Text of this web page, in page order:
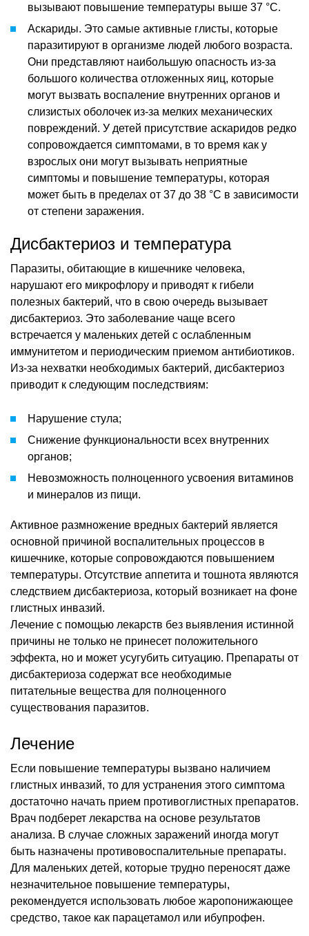
вызывают повышение температуры выше 37 °C.
Аскариды. Это самые активные глисты, которые
паразитируют в организме людей любого возраста.
Они представляют наибольшую опасность из-за
большого количества отложенных яиц, которые
могут вызвать воспаление внутренних органов и
слизистых оболочек из-за мелких механических
повреждений. У детей присутствие аскаридов редко
сопровождается симптомами, в то время как у
взрослых они могут вызывать неприятные
симптомы и повышение температуры, которая
может быть в пределах от 37 до 38 °C в зависимости
от степени заражения.
Дисбактериоз и температура
Паразиты, обитающие в кишечнике человека,
нарушают его микрофлору и приводят к гибели
полезных бактерий, что в свою очередь вызывает
дисбактериоз. Это заболевание чаще всего
встречается у маленьких детей с ослабленным
иммунитетом и периодическим приемом антибиотиков.
Из-за нехватки необходимых бактерий, дисбактериоз
приводит к следующим последствиям:
Нарушение стула;
Снижение функциональности всех внутренних
органов;
Невозможность полноценного усвоения витаминов
и минералов из пищи.
Активное размножение вредных бактерий является
основной причиной воспалительных процессов в
кишечнике, которые сопровождаются повышением
температуры. Отсутствие аппетита и тошнота являются
следствием дисбактериоза, который возникает на фоне
глистных инвазий.
Лечение с помощью лекарств без выявления истинной
причины не только не принесет положительного
эффекта, но и может усугубить ситуацию. Препараты от
дисбактериоза содержат все необходимые
питательные вещества для полноценного
существования паразитов.
Лечение
Если повышение температуры вызвано наличием
глистных инвазий, то для устранения этого симптома
достаточно начать прием противоглистных препаратов.
Врач подберет лекарства на основе результатов
анализа. В случае сложных заражений иногда могут
быть назначены противовоспалительные препараты.
Для маленьких детей, которые трудно переносят даже
незначительное повышение температуры,
рекомендуется использовать любое жаропонижающее
средство, такое как парацетамол или ибупрофен.